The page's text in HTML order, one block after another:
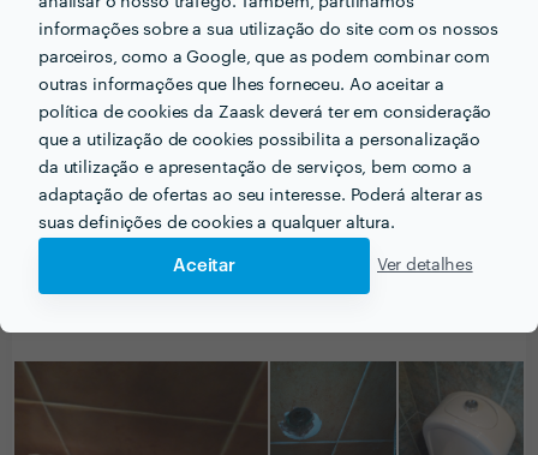
informações sobre a sua utilização do site com os nossos
parceiros, como a Google, que as podem combinar com
outras informações que lhes forneceu. Ao aceitar a
política de cookies da Zaask deverá ter em consideração
que a utilização de cookies possibilita a personalização
da utilização e apresentação de serviços, bem como a
adaptação de ofertas ao seu interesse. Poderá alterar as
suas definições de cookies a qualquer altura.
Aceitar Ver detalhes
David Bento
Canalização
9 Mar 2019
Excelente profissional. Desde o inicio ate ao fim. Muito
satisfeito. Obrigado